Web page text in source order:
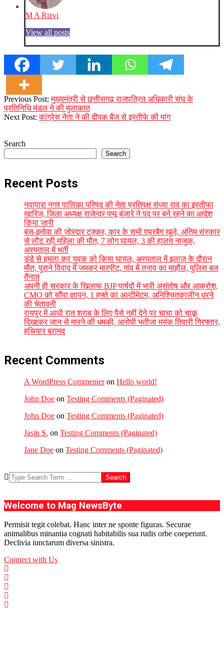
M A Rizvi
View all posts
2023-
12-
15
Previous Post:मुख्यमंत्री से छत्तीसगढ़ राजपत्रित अधिकारी संघ के
प्रतिनिधि मंडल ने की मुलाकात
Next Post:कांग्रेस नेता ने की दीपक बैज से इस्तीफे की मांग
Search
Search
Recent Posts
नवापारा नगर पालिका परिषद की नेता प्रतिपक्ष संध्या राव का इस्तीफा
खारिज, जिला अध्यक्ष राजेन्द्र पप्पू बंजारे ने पद पर बने रहने का आदेश
किया जारी
बस-इनोवा की जोरदार टक्कर, कार के सभी एयरबैग खुले, अंतिम संस्कार
से लौट रही महिला की मौत, 7 लोग घायल, 3 की हालत नाजुक,
अस्पताल में भर्ती
डंडे से हमला कर युवक को किया घायल, अस्पताल में इलाज के दौरान
मौत, पुराने विवाद में जमकर मारपीट, गांव में तनाव का माहौल, पुलिस बल
तैनात
अपनी ही सरकार के खिलाफ BJP पार्षदों में भारी असंतोष और आक्रोश,
CMO को सौंपा ज्ञापन, 1 हफ्ते का अल्टीमेटम, अनिश्चितकालीन धरने
की चेतावनी
रायपुर में आधी रात शराब के लिए पैसे नहीं देने पर चाचा को चाकू
दिखाकर जान से मारने की धमकी, आरोपी भतीजा मयंक तिवारी गिरफ्तार,
हथियार बरामद
Recent Comments
A WordPress Commenteron Hello world!
John Doe on Testing Comments (Paginated)
John Doe on Testing Comments (Paginated)
Jasin S. on Testing Comments (Paginated)
Jane Doe on Testing Comments (Paginated)
Search
Welcome to Mag NewsByte
Permisit tegit colebat. Hanc inter ne sponte figuras. Securae
animalibus minantia cognati habitabilis sua rudis orbe coeperunt.
Declivia iunctarum diversa sinistra.
Connect with Us